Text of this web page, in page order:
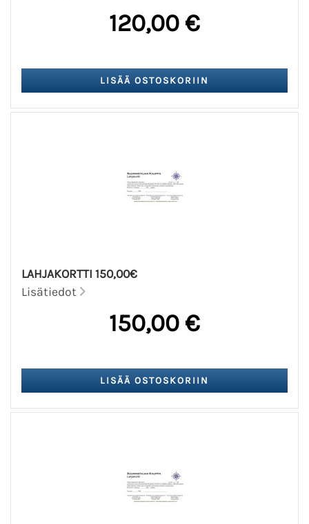
120,00 €
LAHJAKORTTI 150,00€
Lisätiedot
150,00 €